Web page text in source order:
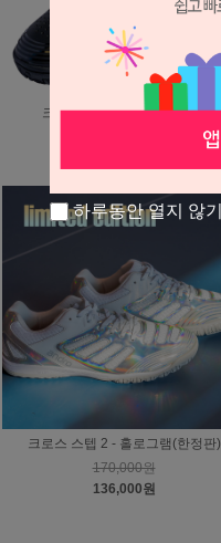
크로스스텝 프로 - 블랙/골드
크로스 스텝 2 - 홀로그램(한정판)
170,000원
136,000원
하루동안 열지 않기